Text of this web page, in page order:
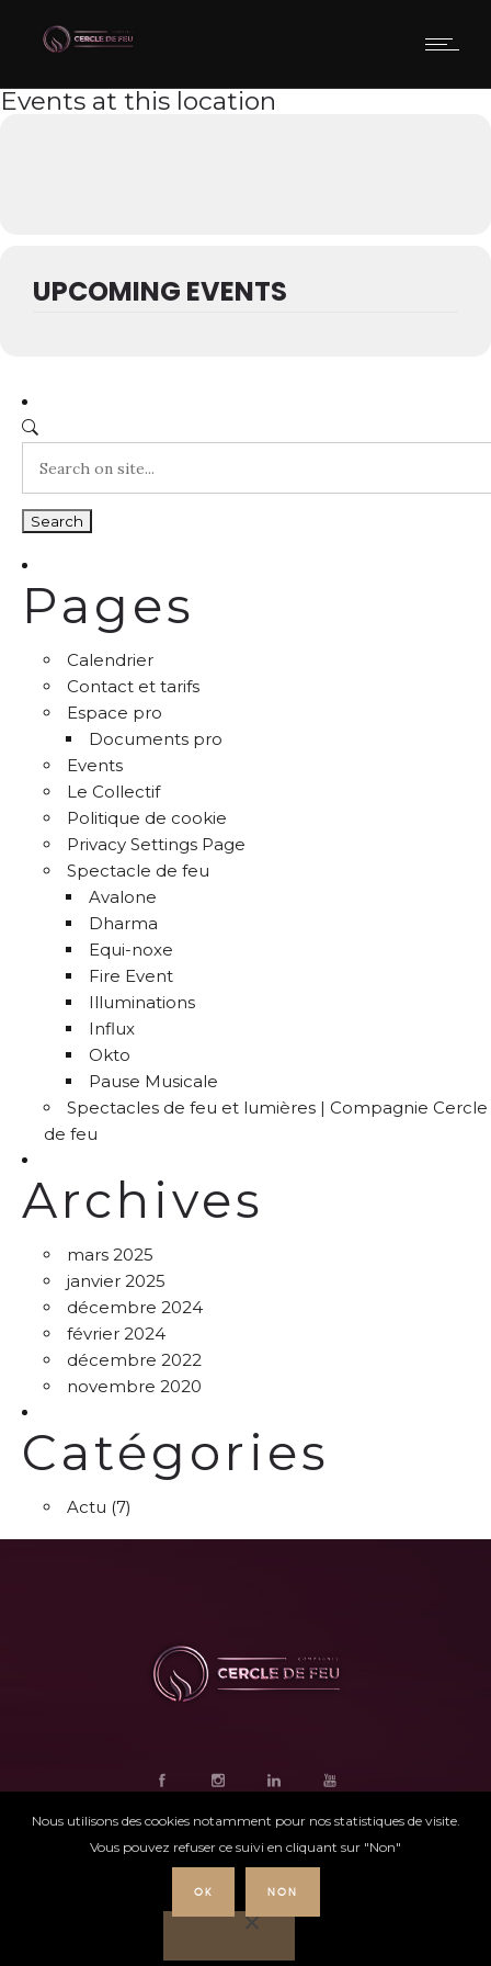
Events at this location
UPCOMING EVENTS
Pages
Calendrier
Contact et tarifs
Espace pro
Documents pro
Events
Le Collectif
Politique de cookie
Privacy Settings Page
Spectacle de feu
Avalone
Dharma
Equi-noxe
Fire Event
Illuminations
Influx
Okto
Pause Musicale
Spectacles de feu et lumières | Compagnie Cercle
de feu
Archives
mars 2025
janvier 2025
décembre 2024
février 2024
décembre 2022
novembre 2020
Catégories
Actu (7)
Nous utilisons des cookies notamment pour nos statistiques de visite.
Vous pouvez refuser ce suivi en cliquant sur "Non"
OK NON